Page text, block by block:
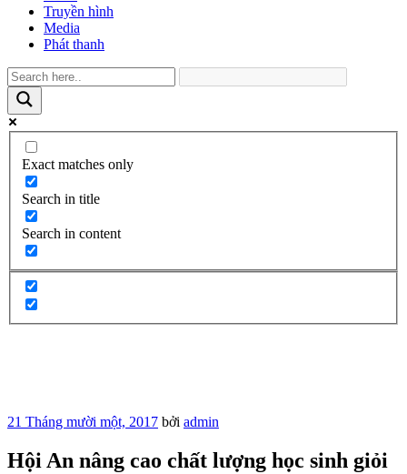
Truyền hình
Media
Phát thanh
Exact matches only
Search in title
Search in content
Đăng
21 Tháng mười một, 2017 bởi admin
Hội An nâng cao chất lượng học sinh giỏi